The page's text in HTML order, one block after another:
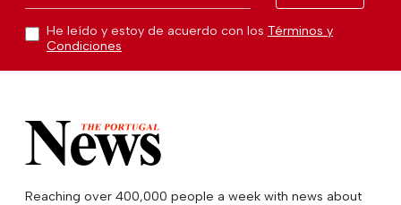
He leído y estoy de acuerdo con los Términos y
Condiciones
Reaching over 400,000 people a week with news about